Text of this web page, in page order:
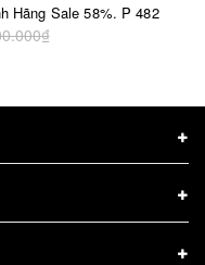
Hãng Sale 58%. P 482